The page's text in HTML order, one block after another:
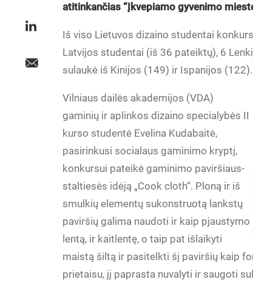
atitinkančias “Įkvepiamo gyvenimo
Iš viso Lietuvos dizaino studentai
Latvijos studentai (iš 36 pateiktų), 6
sulaukė iš Kinijos (149) ir Ispanijos (122).
Vilniaus dailės akademijos (VDA)
gaminių ir aplinkos dizaino specialybės II
kurso studentė Evelina Kudabaitė,
pasirinkusi socialaus gaminimo kryptį,
konkursui pateikė gaminimo paviršiaus-
staltiesės idėją „Cook cloth“. Ploną ir iš
smulkių elementų sukonstruotą lankstų
paviršių galima naudoti ir kaip pjaustymo
lentą, ir kaitlentę, o taip pat išlaikyti
maistą šiltą ir pasitelkti šį paviršių kaip
prietaisu, jį paprasta nuvalyti ir saugoti